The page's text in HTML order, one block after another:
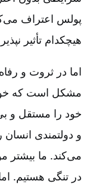
پولس اعتراف
هیچکدام تأثیر
اما در ثروت و
مشکل است که خود
خود را مستقل و
و دولتمندی
می‌کند. ما بیشتر
در تنگی هستیم‌.